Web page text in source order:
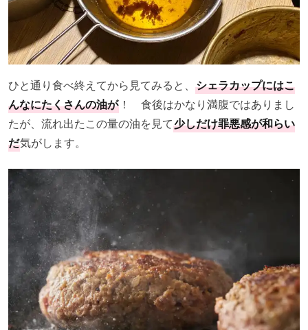
ひと通り食べ終えてから見てみると、 シェラカップにはこ
んなにたくさんの油が ！ 食後はかなり満腹ではありまし
たが、流れ出たこの量の油を見て少しだけ罪悪感が和らい
だ気がします。